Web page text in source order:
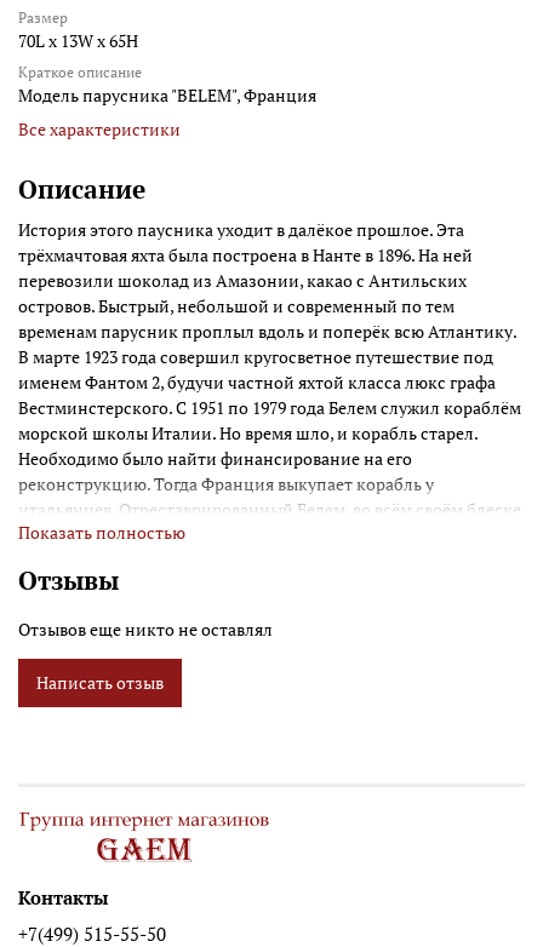
Размер
70L x 13W x 65H
Краткое описание
Модель парусника "BELEM", Франция
Все характеристики
Описание
История этого паусника уходит в далёкое прошлое. Эта
трёхмачтовая яхта была построена в Нанте в 1896. На ней
перевозили шоколад из Амазонии, какао с Антильских
островов. Быстрый, небольшой и современный по тем
временам парусник проплыл вдоль и поперёк всю Атлантику.
В марте 1923 года совершил кругосветное путешествие под
именем Фантом 2, будучи частной яхтой класса люкс графа
Вестминстерского. С 1951 по 1979 года Белем служил кораблём
морской школы Италии. Но время шло, и корабль старел.
Необходимо было найти финансирование на его
реконструкцию. Тогда Франция выкупает корабль у
итальянцев. Отреставрированный Белем, во всём своём блеске
и величии был внесён в список исторических памятников в
корабль-путешественник, продолжающий участвовать во
больших парусников 19 века, который до сих пор находится в
навигации
Показать полностью
Отзывы
Отзывов еще никто не оставлял
Написать отзыв
Контакты
+7(499) 515-55-50